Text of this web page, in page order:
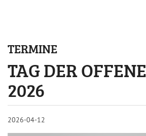
TERMINE
TAG DER
2026
2026-04-12